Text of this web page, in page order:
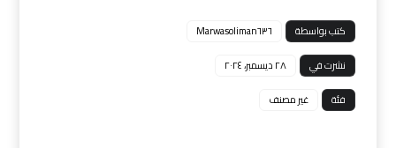
كتب بواسطة
Marwasoliman٦٣٦
نشرت في
٢٨ ديسمبر، ٢٠٢٤
فئة
غير مصنف